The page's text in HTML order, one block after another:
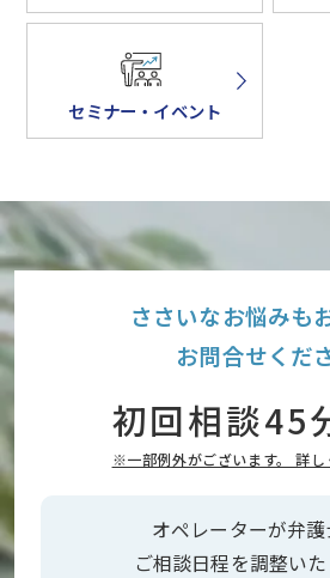
セミナー・イベント
ささいなお悩みも
お問合せくだ
初回相談45
※一部例外がございます。 詳し
オペレーターが弁
ご相談日程を調整いた